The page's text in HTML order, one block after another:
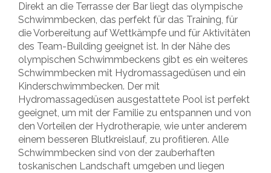
Direkt an die Terrasse der Bar liegt das olympische
Schwimmbecken, das perfekt für das Training, für
die Vorbereitung auf Wettkämpfe und für Aktivitäten
des Team-Building geeignet ist. In der Nähe des
olympischen Schwimmbeckens gibt es ein weiteres
Schwimmbecken mit Hydromassagedüsen und ein
Kinderschwimmbecken. Der mit
Hydromassagedüsen ausgestattete Pool ist perfekt
geeignet, um mit der Familie zu entspannen und von
den Vorteilen der Hydrotherapie, wie unter anderem
einem besseren Blutkreislauf, zu profitieren. Alle
Schwimmbecken sind von der zauberhaften
toskanischen Landschaft umgeben und liegen